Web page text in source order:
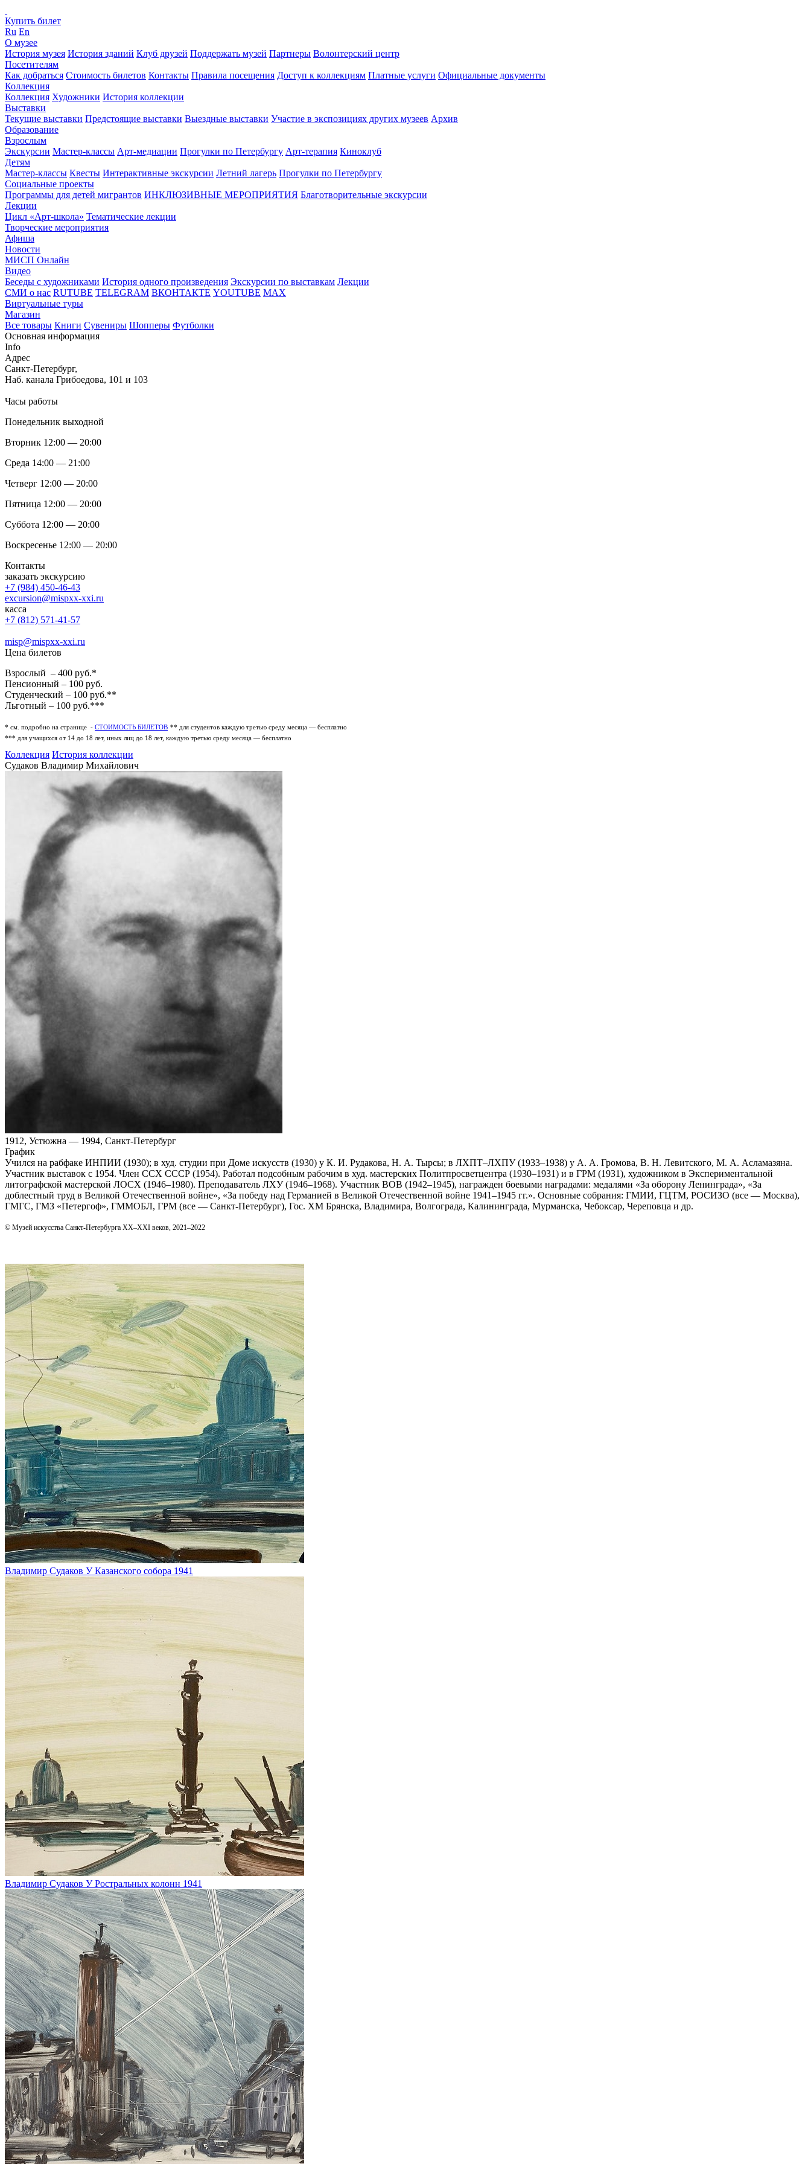
Купить билет
Ru En
О музее
История музея История зданий Клуб друзей Поддержать музей Партнеры Волонтерский центр
Посетителям
Как добраться Стоимость билетов Контакты Правила посещения Доступ к коллекциям Платные услуги Официальные документы
Коллекция
Коллекция Художники История коллекции
Выставки
Текущие выставки Предстоящие выставки Выездные выставки Участие в экспозициях других музеев Архив
Образование
Взрослым
Экскурсии Мастер-классы Арт-медиации Прогулки по Петербургу Арт-терапия Киноклуб
Детям
Мастер-классы Квесты Интерактивные экскурсии Летний лагерь Прогулки по Петербургу
Социальные проекты
Программы для детей мигрантов ИНКЛЮЗИВНЫЕ МЕРОПРИЯТИЯ Благотворительные экскурсии
Лекции
Цикл «Арт-школа» Тематические лекции
Творческие мероприятия
Афиша
Новости
МИСП Онлайн
Видео
Беседы с художниками История одного произведения Экскурсии по выставкам Лекции
СМИ о нас RUTUBE TELEGRAM ВКОНТАКТЕ YOUTUBE MAX
Виртуальные туры
Магазин
Все товары Книги Сувениры Шопперы Футболки
Основная информация
Info
Адрес
Санкт-Петербург,
Наб. канала Грибоедова, 101 и 103
Часы работы
Понедельник выходной
Вторник 12:00 — 20:00
Среда 14:00 — 21:00
Четверг 12:00 — 20:00
Пятница 12:00 — 20:00
Суббота 12:00 — 20:00
Воскресенье 12:00 — 20:00
Контакты
заказать экскурсию
+7 (984) 450-46-43
excursion@mispxx-xxi.ru
касса
+7 (812) 571-41-57
misp@mispxx-xxi.ru
Цена билетов
Взрослый – 400 руб.*
Пенсионный – 100 руб.
Студенческий – 100 руб.**
Льготный – 100 руб.***
* см. подробно на странице - СТОИМОСТЬ БИЛЕТОВ ** для студентов каждую третью среду месяца — бесплатно
*** для учащихся от 14 до 18 лет, иных лиц до 18 лет, каждую третью среду месяца — бесплатно
Коллекция История коллекции
Судаков Владимир Михайлович
1912, Устюжна — 1994, Санкт-Петербург
График
Учился на рабфаке ИНПИИ (1930); в худ. студии при Доме искусств (1930) у К. И. Рудакова, Н. А. Тырсы; в ЛХПТ–ЛХПУ (1933–1938) у А. А. Громова, В. Н. Левитского, М. А. Асламазяна.
Участник выставок с 1954. Член ССХ СССР (1954). Работал подсобным рабочим в худ. мастерских Политпросветцентра (1930–1931) и в ГРМ (1931), художником в Экспериментальной
литографской мастерской ЛОСХ (1946–1980). Преподаватель ЛХУ (1946–1968). Участник ВОВ (1942–1945), награжден боевыми наградами: медалями «За оборону Ленинграда», «За
доблестный труд в Великой Отечественной войне», «За победу над Германией в Великой Отечественной войне 1941–1945 гг.». Основные собрания: ГМИИ, ГЦТМ, РОСИЗО (все — Москва),
ГМГС, ГМЗ «Петергоф», ГММОБЛ, ГРМ (все — Санкт‑Петербург), Гос. ХМ Брянска, Владимира, Волгограда, Калининграда, Мурманска, Чебоксар, Череповца и др.
© Музей искусства Санкт-Петербурга XX–XXI веков, 2021–2022
Владимир Судаков У Казанского собора 1941
Владимир Судаков У Ростральных колонн 1941